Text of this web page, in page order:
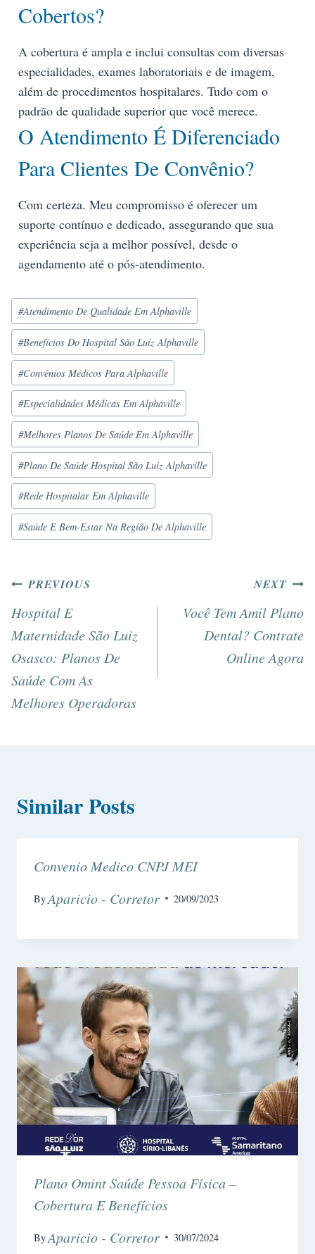
Cobertos?
A cobertura é ampla e inclui consultas com diversas
especialidades, exames laboratoriais e de imagem,
além de procedimentos hospitalares. Tudo com o
padrão de qualidade superior que você merece.
O Atendimento É Diferenciado
Para Clientes De Convênio?
Com certeza. Meu compromisso é oferecer um
suporte contínuo e dedicado, assegurando que sua
experiência seja a melhor possível, desde o
agendamento até o pós-atendimento.
#Atendimento De Qualidade Em Alphaville
#Benefícios Do Hospital São Luiz Alphaville
#Convênios Médicos Para Alphaville
#Especialidades Médicas Em Alphaville
#Melhores Planos De Saúde Em Alphaville
#Plano De Saúde Hospital São Luiz Alphaville
#Rede Hospitalar Em Alphaville
#Saúde E Bem-Estar Na Região De Alphaville
PREVIOUS
Hospital E
Maternidade São Luiz
Osasco: Planos De
Saúde Com As
Melhores Operadoras
NEXT
Você Tem Amil Plano
Dental? Contrate
Online Agora
Similar Posts
Convenio Medico CNPJ MEI
ByAparicio - Corretor 20/09/2023
Plano Omint Saúde Pessoa Física –
Cobertura E Benefícios
ByAparicio - Corretor 30/07/2024